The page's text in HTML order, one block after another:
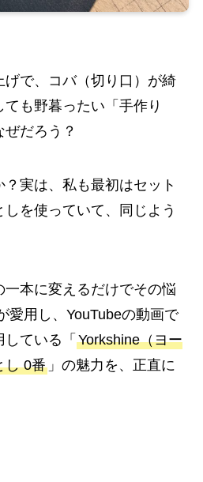
げで、コバ（切り口）が綺
も野暮ったい「手作り
だろう？
実は、私も最初はセット
を使っていて、同じよう
本に変えるだけでその悩
愛用し、YouTubeの動画で
ている「 Yorkshine（ヨー
し 0番」の魅力を、正直に